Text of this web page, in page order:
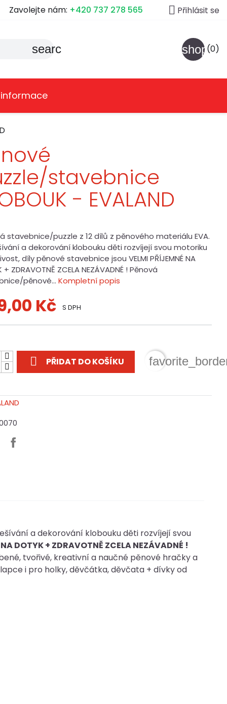
Zavolejte nám: +420 737 278 565  Přihlásit se
search (0)
stavebnice
- EVALAND
stavebnice/puzzle z 12 dílů z pěnového materiálu EVA.
a dekorování klobouku děti rozvíjejí svou motoriku
díly pěnové stavebnice jsou VELMI PŘÍJEMNÉ NA
+ ZDRAVOTNĚ ZCELA NEZÁVADNÉ ! Pěnová
pěnové...Kompletní popis
Kč S DPH
 PŘIDAT DO KOŠÍKU
a dekorování klobouku děti rozvíjejí svou
DOTYK + ZDRAVOTNĚ ZCELA NEZÁVADNÉ !
tvořivé, kreativní a naučné pěnové hračky a
i pro holky, děvčátka, děvčata + dívky od